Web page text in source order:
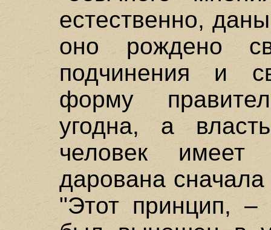
естественно,
оно рождено
подчинения и
форму
угодна, а
человек
дарована
"Этот принцип, –